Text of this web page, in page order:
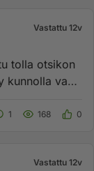
Vastattu 12v
tolla otsikon
kunnolla vaan
1 168 0
Vastattu 12v